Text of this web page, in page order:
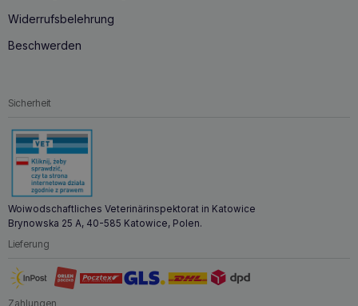
Widerrufsbelehrung
Beschwerden
Sicherheit
Woiwodschaftliches Veterinärinspektorat in Katowice
Brynowska 25 A, 40-585 Katowice, Polen.
Lieferung
Zahlungen